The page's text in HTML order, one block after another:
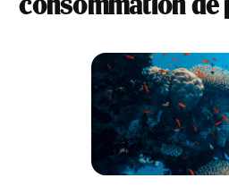
consommation de